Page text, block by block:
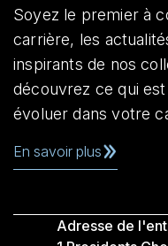
Soyez le premier à
carrière, les
inspirants de nos
découvrez ce qui
évoluer dans votre
En savoir plus
Adresse de